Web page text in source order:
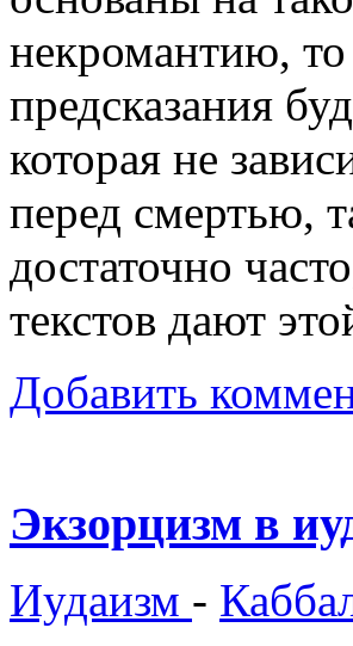
некромантию,
предсказания
которая не
перед смертью,
достаточно
текстов дают
Добавить
Экзорцизм в
Иудаизм -